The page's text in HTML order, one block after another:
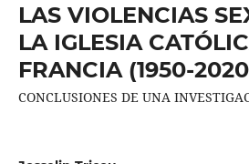
LAS VIOLENCIAS
LA IGLESIA
FRANCIA (1950-
CONCLUSIONES DE UNA